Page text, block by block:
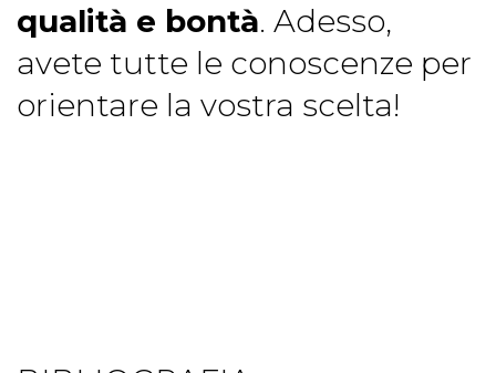
qualità e bontà. Adesso,
avete tutte le conoscenze per
orientare la vostra scelta!